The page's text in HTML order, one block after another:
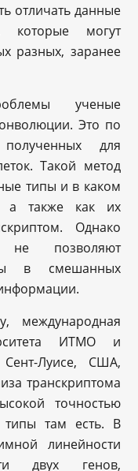
отличать данные
которые могут
разных, заранее
ученые
Это по
для
Такой метод
типы и в каком
а также как их
Однако
не позволяют
в смешанных
международная
ИТМО и
Луисе, США,
транскриптома
точностью
типы там есть. В
линейности
двух генов,